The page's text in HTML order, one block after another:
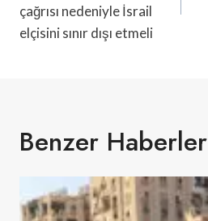
çağrısı nedeniyle İsrail
elçisini sınır dışı etmeli
Benzer Haberler